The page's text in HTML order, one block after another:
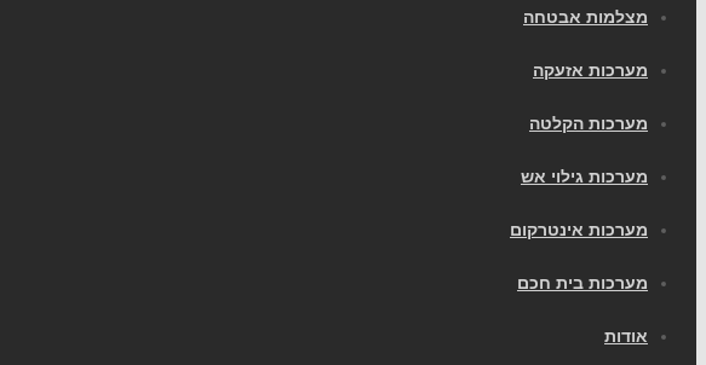
מצלמות אבטחה
מערכות אזעקה
מערכות הקלטה
מערכות גילוי אש
מערכות אינטרקום
מערכות בית חכם
אודות